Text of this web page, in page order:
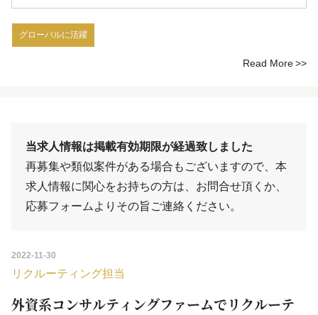
グローバルに活躍
Read More
当求人情報は掲載有効期限が経過致しました
再募集や類似案件がある場合もございますので、本
求人情報に関心をお持ちの方は、 お問合せ頂くか、
応募フォーム よりその旨ご連絡ください。
2022-11-30
リクルーティング担当
外資系コンサルティングファームでリクルーテ